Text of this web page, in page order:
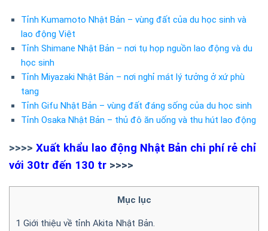
Tỉnh Kumamoto Nhật Bản – vùng đất của du học sinh và
lao động Việt
Tỉnh Shimane Nhật Bản – nơi tụ họp nguồn lao động và du
học sinh
Tỉnh Miyazaki Nhật Bản – nơi nghỉ mát lý tưởng ở xứ phù
tang
Tỉnh Gifu Nhật Bản – vùng đất đáng sống của du học sinh
Tỉnh Osaka Nhật Bản – thủ đô ăn uống và thu hút lao động
>>>> Xuất khẩu lao động Nhật Bản chi phí rẻ chỉ
với 30tr đến 130 tr >>>>
Mục lục
1 Giới thiệu về tỉnh Akita Nhật Bản.